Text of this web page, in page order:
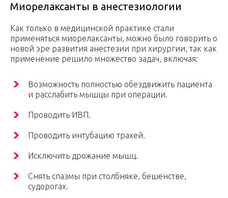
Миорелаксанты в анестезиологии
Как только в медицинской практике стали
применяться миорелаксанты, можно было говорить о
новой эре развития анестезии при хирургии, так как
применение решило множество задач, включая:
Возможность полностью обездвижить пациента
и расслабить мышцы при операции.
Проводить ИВП.
Проводить интубацию трахей.
Исключить дрожание мышц.
Снять спазмы при столбняке, бешенстве,
судорогах.